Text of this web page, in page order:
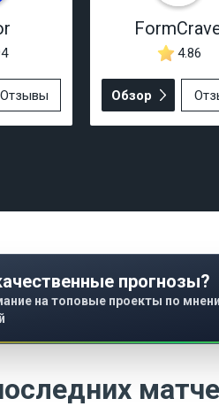
Отзывы
4.86
Обзор
прогнозы?
на топовые проекты по